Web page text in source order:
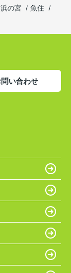
浜の宮
魚住
い合わせ